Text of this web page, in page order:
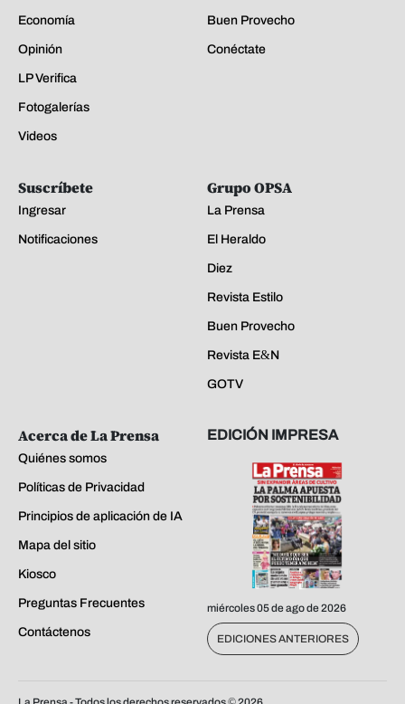
Economía
Opinión
LP Verifica
Fotogalerías
Videos
Buen Provecho
Conéctate
Suscríbete
Ingresar
Notificaciones
Grupo OPSA
La Prensa
El Heraldo
Diez
Revista Estilo
Buen Provecho
Revista E&N
GOTV
Acerca de La Prensa
Quiénes somos
Políticas de Privacidad
Principios de aplicación de IA
Mapa del sitio
Kiosco
Preguntas Frecuentes
Contáctenos
EDICIÓN IMPRESA
miércoles 05 de ago de 2026
EDICIONES ANTERIORES